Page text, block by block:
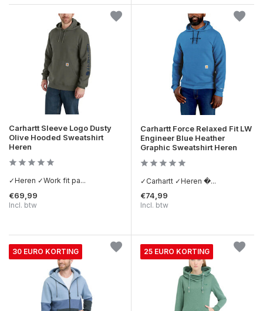
Carhartt Sleeve Logo Dusty
Olive Hooded Sweatshirt
Heren
✓Heren ✓Work fit pa...
€69,99
Incl. btw
Carhartt Force Relaxed Fit LW
Engineer Blue Heather
Graphic Sweatshirt Heren
✓Carhartt ✓Heren �...
€74,99
Incl. btw
30 EURO KORTING 25 EURO KORTING